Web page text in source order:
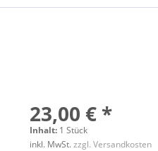
23,00 € *
Inhalt: 1 Stück
inkl. MwSt.zzgl. Versandkosten